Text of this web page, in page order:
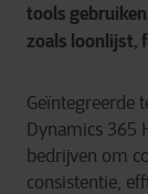
tools
zoals loonlijst,
Geïntegreerde
Dynamics 365
bedrijven om
consistentie,